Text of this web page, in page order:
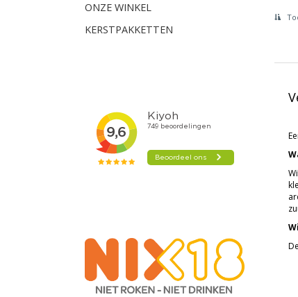
ONZE WINKEL
KERSTPAKKETTEN